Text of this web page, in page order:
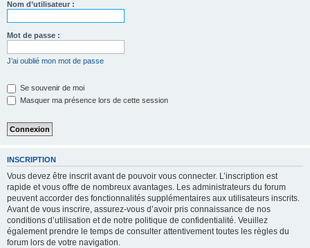
Nom d’utilisateur :
Mot de passe :
J’ai oublié mon mot de passe
Se souvenir de moi
Masquer ma présence lors de cette session
INSCRIPTION
Vous devez être inscrit avant de pouvoir vous connecter. L’inscription est
rapide et vous offre de nombreux avantages. Les administrateurs du forum
peuvent accorder des fonctionnalités supplémentaires aux utilisateurs inscrits.
Avant de vous inscrire, assurez-vous d’avoir pris connaissance de nos
conditions d’utilisation et de notre politique de confidentialité. Veuillez
également prendre le temps de consulter attentivement toutes les règles du
forum lors de votre navigation.